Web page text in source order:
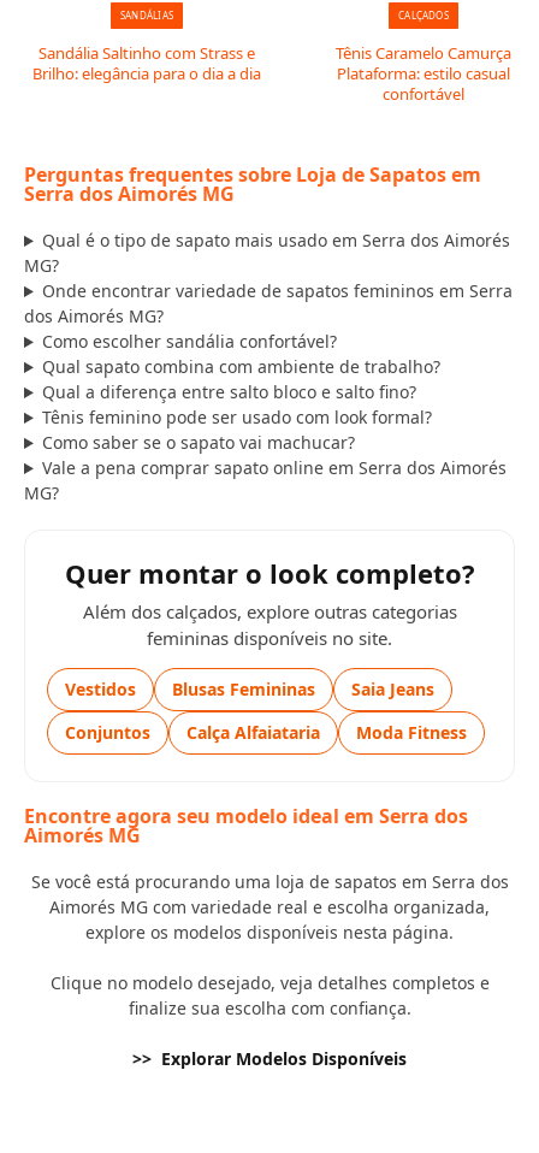
SANDÁLIAS
Sandália Saltinho com Strass e
Brilho: elegância para o dia a dia
CALÇADOS
Tênis Caramelo Camurça
Plataforma: estilo casual
confortável
Perguntas frequentes sobre Loja de Sapatos em
Serra dos Aimorés MG
Qual é o tipo de sapato mais usado em Serra dos Aimorés
MG?
Onde encontrar variedade de sapatos femininos em Serra
dos Aimorés MG?
Como escolher sandália confortável?
Qual sapato combina com ambiente de trabalho?
Qual a diferença entre salto bloco e salto fino?
Tênis feminino pode ser usado com look formal?
Como saber se o sapato vai machucar?
Vale a pena comprar sapato online em Serra dos Aimorés
MG?
Quer montar o look completo?
Além dos calçados, explore outras categorias
femininas disponíveis no site.
Vestidos Blusas Femininas
Saia Jeans
Conjuntos
Calça Alfaiataria Moda Fitness
Encontre agora seu modelo ideal em Serra dos
Aimorés MG
Se você está procurando uma loja de sapatos em Serra dos
Aimorés MG com variedade real e escolha organizada,
explore os modelos disponíveis nesta página.
Clique no modelo desejado, veja detalhes completos e
finalize sua escolha com confiança.
>> Explorar Modelos Disponíveis